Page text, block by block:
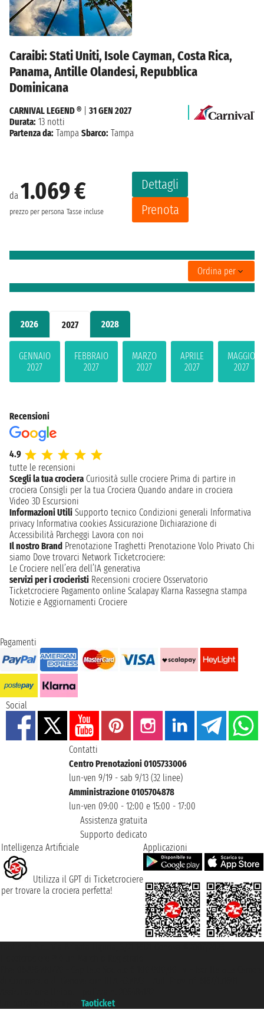
2026 2027 2028
GENNAIO
2027
FEBBRAIO
2027
MARZO
2027
APRILE
2027
MAGGIO
2027
Caraibi: Stati Uniti, Isole Cayman, Costa Rica,
Panama, Antille Olandesi, Repubblica
Dominicana
da 1.069 €
prezzo per persona Tasse incluse
Dettagli
Prenota
CARNIVAL LEGEND ®
31 GEN 2027
Durata: 13 notti
Partenza da: Tampa Sbarco: Tampa
Ordina per
Recensioni
4.9
tutte le recensioni
Scegli la tua crociera Curiosità sulle crociere Prima di partire in
crociera Consigli per la tua Crociera Quando andare in crociera
Video 3D Escursioni
Informazioni Utili Supporto tecnico Condizioni generali Informativa
privacy Informativa cookies Assicurazione Dichiarazione di
Accessibilità Parcheggi Lavora con noi
Il nostro Brand Prenotazione Traghetti Prenotazione Volo Privato Chi
siamo Dove trovarci Network Ticketcrociere:
Le Crociere nell’era dell’IA generativa
servizi per i crocieristi Recensioni crociere Osservatorio
Ticketcrociere Pagamento online Scalapay Klarna Rassegna stampa
Notizie e Aggiornamenti Crociere
Pagamenti
Social
Contatti
Centro Prenotazioni 0105733006
lun-ven 9/19 - sab 9/13 (32 linee)
Amministrazione 0105704878
lun-ven 09:00 - 12:00 e 15:00 - 17:00
Assistenza gratuita
Supporto dedicato
Intelligenza Artificiale
Utilizza il GPT di Ticketcrociere
per trovare la crociera perfetta!
Applicazioni
Taoticket